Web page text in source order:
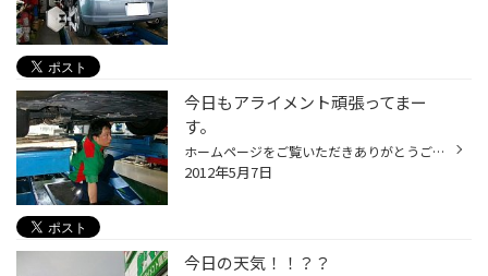
今日もアライメント頑張ってまー
す。
ホームページをご覧いただきありがとうございます。 今日もアライメントがんばりました。 頑張ってくれたのは、スタッフ垣澤！！ 整備２級持ちの、当店の整備主任者です。 写真撮り忘れてしまいましたが、本日１０台アライメント実施しました。
2012年5月7日
今日の天気！！？？